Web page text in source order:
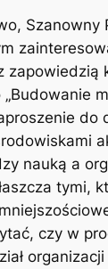
Szanowny
zapowiedzią
„Budowanie
do
nauką a
tymi,
czy w
organizacji